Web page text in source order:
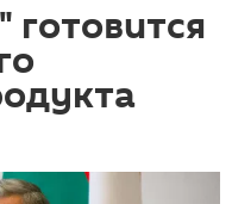
готовится